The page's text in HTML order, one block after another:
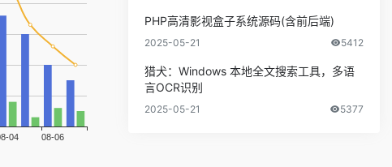
PHP高清影视盒子系统源码(含前后端)
2025-05-21 5412
猎犬：Windows 本地全文搜索工具，多语
言OCR识别
2025-05-21 5377